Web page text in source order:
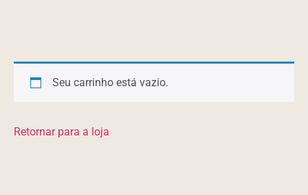
Seu carrinho está vazio.
Retornar para a loja